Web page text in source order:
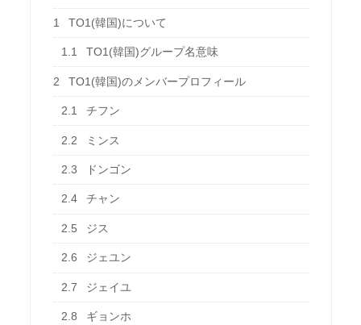
1 TO1(韓国)について
1.1 TO1(韓国)グループ名意味
2 TO1(韓国)のメンバープロフィール
2.1 チフン
2.2 ミンス
2.3 ドンゴン
2.4 チャン
2.5 ジス
2.6 ジェユン
2.7 ジェイユ
2.8 ギョンホ